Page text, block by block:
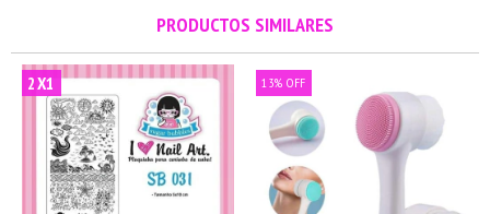
PRODUCTOS SIMILARES
2X1 13% OFF